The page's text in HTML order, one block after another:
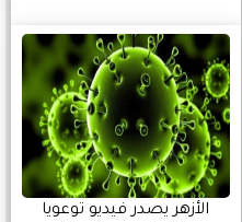
الأزهر يصدر فيديو توعويا